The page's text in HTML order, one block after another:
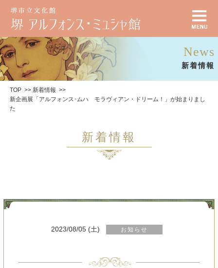
News
新着情報
TOP
新着情報
新企画展「アルフォンス･ムハ モラヴィアン・ドリーム！」が始まりまし
た
新着情報
2023/08/05 (土) お知らせ